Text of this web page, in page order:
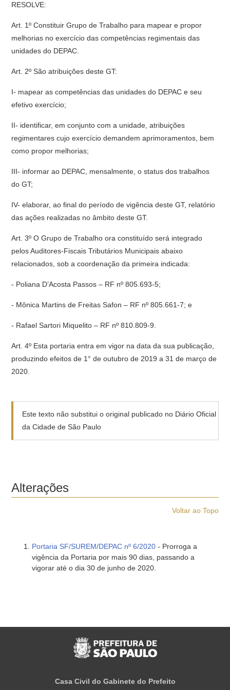
RESOLVE:
Art. 1º Constituir Grupo de Trabalho para mapear e propor
melhorias no exercício das competências regimentais das
unidades do DEPAC.
Art. 2º São atribuições deste GT:
I- mapear as competências das unidades do DEPAC e seu
efetivo exercício;
II- identificar, em conjunto com a unidade, atribuições
regimentares cujo exercício demandem aprimoramentos, bem
como propor melhorias;
III- informar ao DEPAC, mensalmente, o status dos trabalhos
do GT;
IV- elaborar, ao final do período de vigência deste GT, relatório
das ações realizadas no âmbito deste GT.
Art. 3º O Grupo de Trabalho ora constituído será integrado
pelos Auditores-Fiscais Tributários Municipais abaixo
relacionados, sob a coordenação da primeira indicada:
- Poliana D’Acosta Passos – RF nº 805.693-5;
- Mônica Martins de Freitas Safon – RF nº 805.661-7; e
- Rafael Sartori Miquelito – RF nº 810.809-9.
Art. 4º Esta portaria entra em vigor na data da sua publicação,
produzindo efeitos de 1° de outubro de 2019 a 31 de março de
2020.
Este texto não substitui o original publicado no Diário Oficial
da Cidade de São Paulo
Alterações
Voltar ao Topo
Portaria SF/SUREM/DEPAC nº 6/2020 - Prorroga a
vigência da Portaria por mais 90 dias, passando a
vigorar até o dia 30 de junho de 2020.
Casa Civil do Gabinete do Prefeito